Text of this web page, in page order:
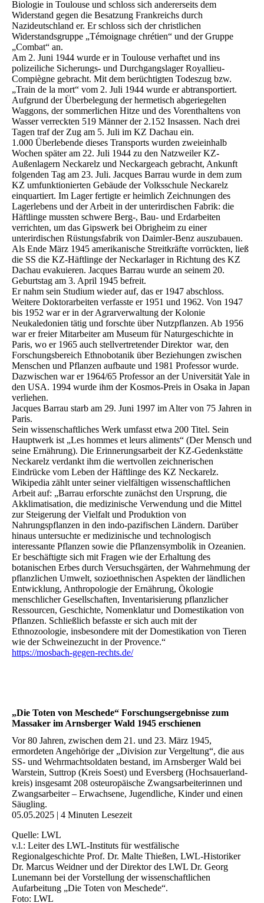
Biologie in Toulouse und schloss sich andererseits dem
Widerstand gegen die Besatzung Frankreichs durch
Nazideutschland er. Er schloss sich der christlichen
Widerstandsgruppe „Témoignage chrétien“ und der Gruppe
„Combat“ an.
Am 2. Juni 1944 wurde er in Toulouse verhaftet und ins
polizeiliche Sicherungs- und Durchgangslager Royallieu-
Compiègne gebracht. Mit dem berüchtigten Todeszug bzw.
„Train de la mort“ vom 2. Juli 1944 wurde er abtransportiert.
Aufgrund der Überbelegung der hermetisch abgeriegelten
Waggons, der sommerlichen Hitze und des Vorenthaltens von
Wasser verreckten 519 Männer der 2.152 Insassen. Nach drei
Tagen traf der Zug am 5. Juli im KZ Dachau ein.
1.000 Überlebende dieses Transports wurden zweieinhalb
Wochen später am 22. Juli 1944 zu den Natzweiler KZ-
Außenlagern Neckarelz und Neckargeach gebracht, Ankunft
folgenden Tag am 23. Juli. Jacques Barrau wurde in dem zum
KZ umfunktionierten Gebäude der Volksschule Neckarelz
einquartiert. Im Lager fertigte er heimlich Zeichnungen des
Lagerlebens und der Arbeit in der unterirdischen Fabrik: die
Häftlinge mussten schwere Berg-, Bau- und Erdarbeiten
verrichten, um das Gipswerk bei Obrigheim zu einer
unterirdischen Rüstungsfabrik von Daimler-Benz auszubauen.
Als Ende März 1945 amerikanische Streitkräfte vorrückten, ließ
die SS die KZ-Häftlinge der Neckarlager in Richtung des KZ
Dachau evakuieren. Jacques Barrau wurde an seinem 20.
Geburtstag am 3. April 1945 befreit.
Er nahm sein Studium wieder auf, das er 1947 abschloss.
Weitere Doktorarbeiten verfasste er 1951 und 1962. Von 1947
bis 1952 war er in der Agrarverwaltung der Kolonie
Neukaledonien tätig und forschte über Nutzpflanzen. Ab 1956
war er freier Mitarbeiter am Museum für Naturgeschichte in
Paris, wo er 1965 auch stellvertretender Direktor war, den
Forschungsbereich Ethnobotanik über Beziehungen zwischen
Menschen und Pflanzen aufbaute und 1981 Professor wurde.
Dazwischen war er 1964/65 Professor an der Universität Yale in
den USA. 1994 wurde ihm der Kosmos-Preis in Osaka in Japan
verliehen.
Jacques Barrau starb am 29. Juni 1997 im Alter von 75 Jahren in
Paris.
Sein wissenschaftliches Werk umfasst etwa 200 Titel. Sein
Hauptwerk ist „Les hommes et leurs aliments“ (Der Mensch und
seine Ernährung). Die Erinnerungsarbeit der KZ-Gedenkstätte
Neckarelz verdankt ihm die wertvollen zeichnerischen
Eindrücke vom Leben der Häftlinge des KZ Neckarelz.
Wikipedia zählt unter seiner vielfältigen wissenschaftlichen
Arbeit auf: „Barrau erforschte zunächst den Ursprung, die
Akklimatisation, die medizinische Verwendung und die Mittel
zur Steigerung der Vielfalt und Produktion von
Nahrungspflanzen in den indo-pazifischen Ländern. Darüber
hinaus untersuchte er medizinische und technologisch
interessante Pflanzen sowie die Pflanzensymbolik in Ozeanien.
Er beschäftigte sich mit Fragen wie der Erhaltung des
botanischen Erbes durch Versuchsgärten, der Wahrnehmung der
pflanzlichen Umwelt, sozioethnischen Aspekten der ländlichen
Entwicklung, Anthropologie der Ernährung, Ökologie
menschlicher Gesellschaften, Inventarisierung pflanzlicher
Ressourcen, Geschichte, Nomenklatur und Domestikation von
Pflanzen. Schließlich befasste er sich auch mit der
Ethnozoologie, insbesondere mit der Domestikation von Tieren
wie der Schweinezucht in der Provence.“
https://mosbach-gegen-rechts.de/
„Die Toten von Meschede“ Forschungsergebnisse zum
Massaker im Arnsberger Wald 1945 erschienen
Vor 80 Jahren, zwischen dem 21. und 23. März 1945,
ermordeten Angehörige der „Division zur Vergeltung“, die aus
SS- und Wehrmachtsoldaten bestand, im Arnsberger Wald bei
Warstein, Suttrop (Kreis Soest) und Eversberg (Hochsauerland-
kreis) insgesamt 208 osteuropäische Zwangsarbeiterinnen und
Zwangsarbeiter – Erwachsene, Jugendliche, Kinder und einen
Säugling.
05.05.2025 | 4 Minuten Lesezeit
Quelle: LWL
v.l.: Leiter des LWL-Instituts für westfälische
Regionalgeschichte Prof. Dr. Malte Thießen, LWL-Historiker
Dr. Marcus Weidner und der Direktor des LWL Dr. Georg
Lunemann bei der Vorstellung der wissenschaftlichen
Aufarbeitung „Die Toten von Meschede“.
Foto: LWL